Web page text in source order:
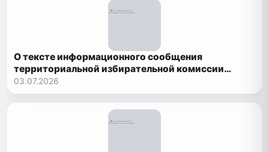
О тексте информационного сообщения
территориальной избирательной комиссии
Рутульского района о приеме документов
03.07.2026